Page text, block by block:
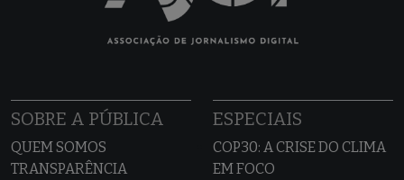
SOBRE A PÚBLICA
QUEM SOMOS
TRANSPARÊNCIA
ESPECIAIS
COP30: A CRISE DO CLIMA
EM FOCO